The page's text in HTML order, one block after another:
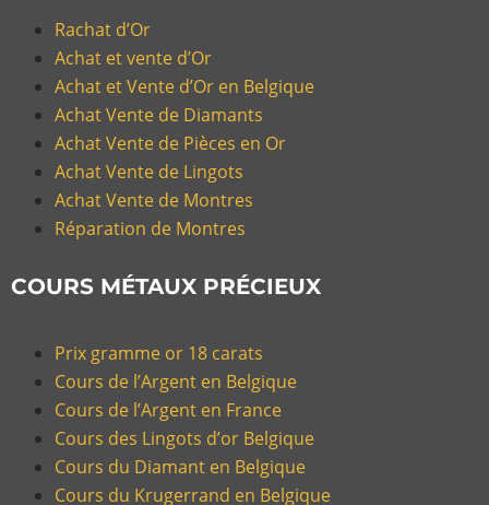
Rachat d’Or
Achat et vente d’Or
Achat et Vente d’Or en Belgique
Achat Vente de Diamants
Achat Vente de Pièces en Or
Achat Vente de Lingots
Achat Vente de Montres
Réparation de Montres
COURS MÉTAUX PRÉCIEUX
Prix gramme or 18 carats
Cours de l’Argent en Belgique
Cours de l’Argent en France
Cours des Lingots d’or Belgique
Cours du Diamant en Belgique
Cours du Krugerrand en Belgique